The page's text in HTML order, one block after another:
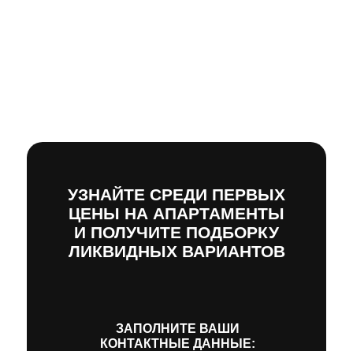
УЗНАЙТЕ СРЕДИ ПЕРВЫХ
ЦЕНЫ НА АПАРТАМЕНТЫ
И ПОЛУЧИТЕ ПОДБОРКУ
ЛИКВИДНЫХ ВАРИАНТОВ
ЗАПОЛНИТЕ ВАШИ
КОНТАКТНЫЕ ДАННЫЕ: